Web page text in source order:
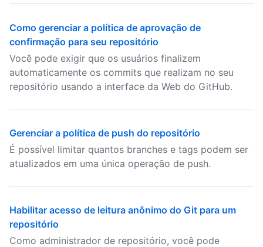
Como gerenciar a política de aprovação de
confirmação para seu repositório
Você pode exigir que os usuários finalizem
automaticamente os commits que realizam no seu
repositório usando a interface da Web do GitHub.
Gerenciar a política de push do repositório
É possível limitar quantos branches e tags podem ser
atualizados em uma única operação de push.
Habilitar acesso de leitura anônimo do Git para um
repositório
Como administrador de repositório, você pode